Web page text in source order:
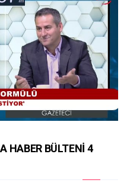
HABER BÜLTENİ 4